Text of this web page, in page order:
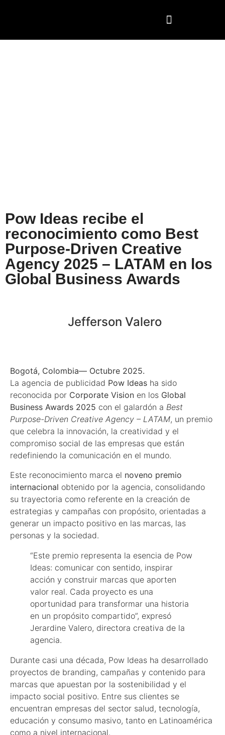
Pow Ideas recibe el
reconocimiento como Best
Purpose-Driven Creative
Agency 2025 – LATAM en los
Global Business Awards
Jefferson Valero
Bogotá, Colombia— Octubre 2025.
La agencia de publicidad Pow Ideas ha sido
reconocida por Corporate Vision en los Global
Business Awards 2025 con el galardón a Best
Purpose-Driven Creative Agency – LATAM, un premio
que celebra la innovación, la creatividad y el
compromiso social de las empresas que están
redefiniendo la comunicación en el mundo.
Este reconocimiento marca el noveno premio
internacional obtenido por la agencia, consolidando
su trayectoria como referente en la creación de
estrategias y campañas con propósito, orientadas a
generar un impacto positivo en las marcas, las
personas y la sociedad.
“Este premio representa la esencia de Pow
Ideas: comunicar con sentido, inspirar
acción y construir marcas que aporten
valor real. Cada proyecto es una
oportunidad para transformar una historia
en un propósito compartido”, expresó
Jerardine Valero, directora creativa de la
agencia.
Durante casi una década, Pow Ideas ha desarrollado
proyectos de branding, campañas y contenido para
marcas que apuestan por la sostenibilidad y el
impacto social positivo. Entre sus clientes se
encuentran empresas del sector salud, tecnología,
educación y consumo masivo, tanto en Latinoamérica
como a nivel internacional.